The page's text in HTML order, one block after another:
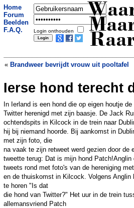
Home
Forum
Beelden
F.A.Q.
Login onthouden
« Brandweer bevrijdt vrouw uit pooltafel
Ierse hond terecht
In Ierland is een hond die op eigen houtje
Twitter herenigd met zijn baasje. De Jack
ochtendspits in Kilcock in de trein naar
hij bij niemand hoorde. Bij aankomst in
met zijn foto, die
na vaak te zijn retweet werd gezien door de
tweette terug: Dat is mijn hond
tweets rond met foto's van de hereniging
en de thuiskomst in Kilcock. Volgens
te horen "Is dat
die hond van Twitter?" Het uur in de trein
allemansvriend Patch